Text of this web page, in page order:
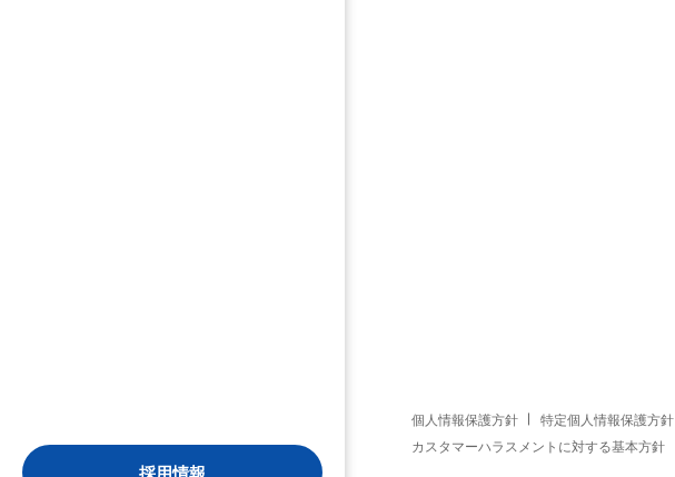
採用情報
個人情報保護方針 特定個人情報保護方針
カスタマーハラスメントに対する基本方針